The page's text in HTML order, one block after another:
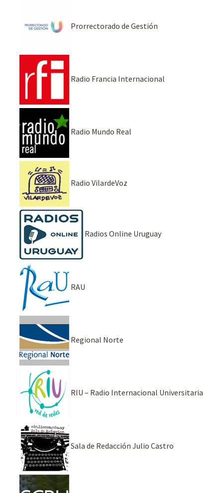
Prorrectorado de Gestión
Radio Francia Internacional
Radio Mundo Real
Radio VilardeVoz
Radios Online Uruguay
RAU
Regional Norte
RIU – Radio Internacional Universitaria
Sala de Redacción Julio Castro